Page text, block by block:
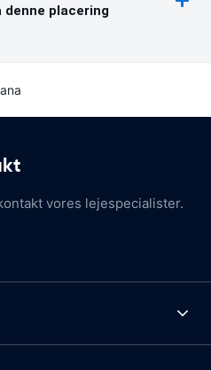
denne placering
vores lejespecialister.